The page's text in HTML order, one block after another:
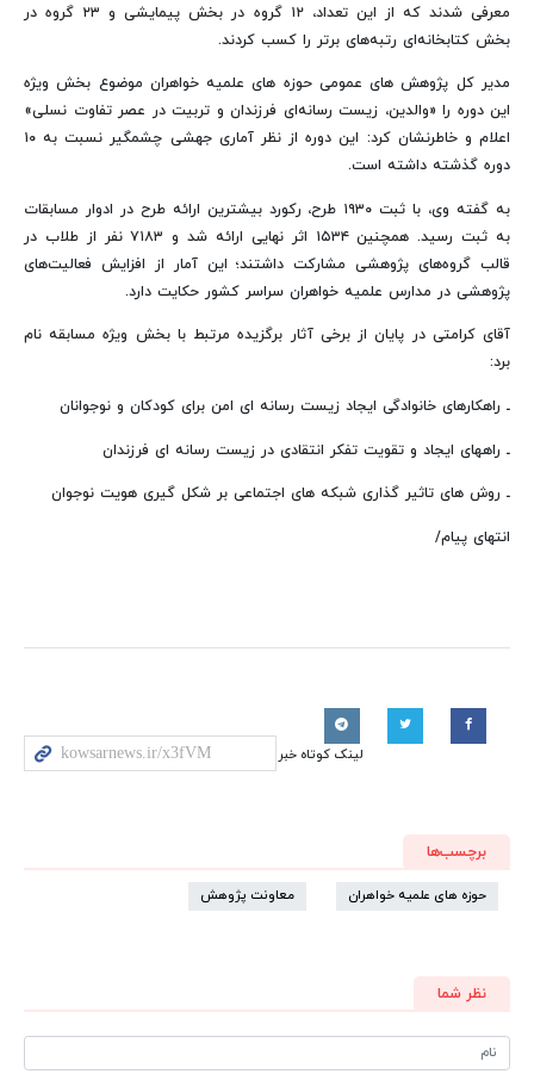
معرفی شدند که از این تعداد، ۱۲ گروه در بخش پیمایشی و ۲۳ گروه در
بخش کتابخانه‌ای رتبه‌های برتر را کسب کردند.
مدیر کل پژوهش های عمومی حوزه های علمیه خواهران موضوع بخش ویژه
این دوره را «والدین، زیست رسانه‌ای فرزندان و تربیت در عصر تفاوت نسلی»
اعلام و خاطرنشان کرد: این دوره از نظر آماری جهشی چشمگیر نسبت به ۱۰
دوره گذشته داشته است.
به گفته وی، با ثبت ۱۹۳۰ طرح، رکورد بیشترین ارائه طرح در ادوار مسابقات
به ثبت رسید. همچنین ۱۵۳۴ اثر نهایی ارائه شد و ۷۱۸۳ نفر از طلاب در
قالب گروه‌های پژوهشی مشارکت داشتند؛ این آمار از افزایش فعالیت‌های
پژوهشی در مدارس علمیه خواهران سراسر کشور حکایت دارد.
آقای کرامتی در پایان از برخی آثار برگزیده مرتبط با بخش ویژه مسابقه نام
برد:
ـ راهکارهای خانوادگی ایجاد زیست رسانه ای امن برای کودکان و نوجوانان
ـ راههای ایجاد و تقویت تفکر انتقادی در زیست رسانه ای فرزندان
ـ روش های تاثیر گذاری شبکه های اجتماعی بر شکل گیری هویت نوجوان
انتهای پیام/
لینک کوتاه خبر
برچسب‌ها
حوزه های علمیه خواهران معاونت پژوهش
نظر شما